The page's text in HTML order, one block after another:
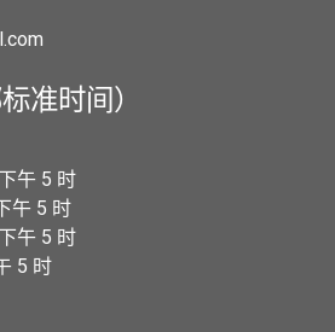
准时间）
午 5 时
午 5 时
午 5 时
5 时